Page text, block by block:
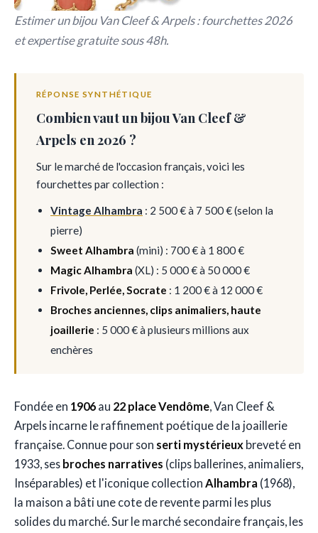
Estimer un bijou Van Cleef & Arpels : fourchettes 2026
et expertise gratuite sous 48h.
RÉPONSE SYNTHÉTIQUE
Combien vaut un bijou Van Cleef &
Arpels en 2026 ?
Sur le marché de l'occasion français, voici les
fourchettes par collection :
Vintage Alhambra : 2 500 € à 7 500 € (selon la
pierre)
Sweet Alhambra (mini) : 700 € à 1 800 €
Magic Alhambra (XL) : 5 000 € à 50 000 €
Frivole, Perlée, Socrate : 1 200 € à 12 000 €
Broches anciennes, clips animaliers, haute
joaillerie : 5 000 € à plusieurs millions aux
enchères
Fondée en 1906 au 22 place Vendôme, Van Cleef &
Arpels incarne le raffinement poétique de la joaillerie
française. Connue pour son serti mystérieux breveté en
1933, ses broches narratives (clips ballerines, animaliers,
Inséparables) et l'iconique collection Alhambra (1968),
la maison a bâti une cote de revente parmi les plus
solides du marché. Sur le marché secondaire français, les